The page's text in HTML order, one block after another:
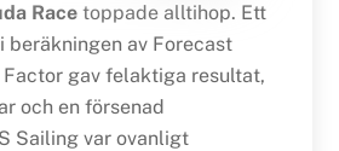
Racetoppade alltihop. Ett
beräkningen av Forecast
gav felaktiga resultat,
och en försenad
Sailing var ovanligt